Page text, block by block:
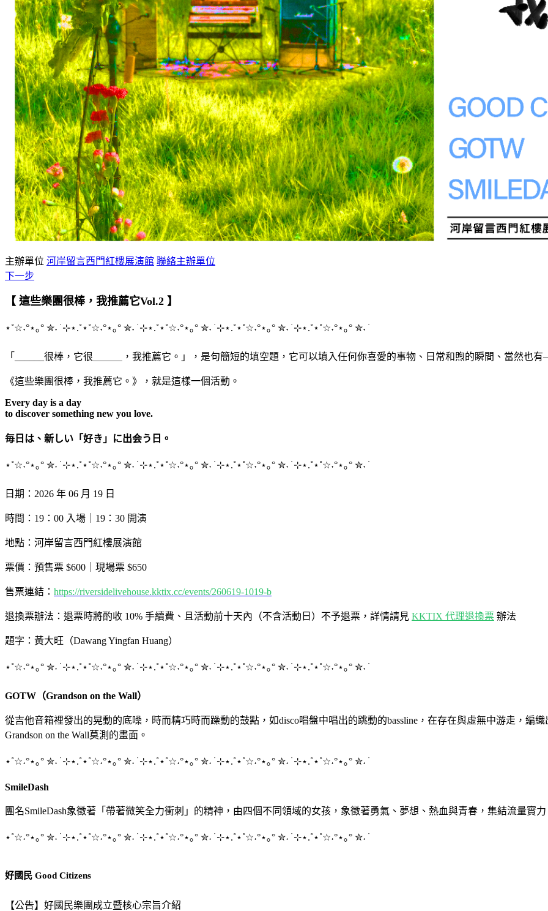
主辦單位 河岸留言西門紅樓展演館 聯絡主辦單位
下一步
【 這些樂團很棒，我推薦它Vol.2 】
⋆˚☆˖°⋆｡° ✮˖ ࣪⊹⋆.˚⋆˚☆˖°⋆｡° ✮˖ ࣪⊹⋆.˚⋆˚☆˖°⋆｡° ✮˖ ࣪⊹⋆.˚⋆˚☆˖°⋆｡° ✮˖ ࣪⊹⋆.˚⋆˚☆˖°⋆｡° ✮˖ ࣪
「______很棒，它很＿＿＿，我推薦它。」，是句簡短的填空題，它可以填入任何你喜愛的事物、日常和煦的瞬間、當然也
《這些樂團很棒，我推薦它。》，就是這樣一個活動。
Every day is a day
to discover something new you love.
毎日は、新しい「好き」に出会う日。
⋆˚☆˖°⋆｡° ✮˖ ࣪⊹⋆.˚⋆˚☆˖°⋆｡° ✮˖ ࣪⊹⋆.˚⋆˚☆˖°⋆｡° ✮˖ ࣪⊹⋆.˚⋆˚☆˖°⋆｡° ✮˖ ࣪⊹⋆.˚⋆˚☆˖°⋆｡° ✮˖ ࣪
日期：2026 年 06 月 19 日
時間：19：00 入場｜19：30 開演
地點：河岸留言西門紅樓展演館
票價：預售票 $600｜現場票 $650
售票連結： https://riversidelivehouse.kktix.cc/events/260619-1019-b
退換票辦法：退票時將酌收 10% 手續費、且活動前十天內（不含活動日）不予退票，詳情請見 KKTIX 代理退換票 辦法
題字：黃大旺（Dawang Yingfan Huang）
⋆˚☆˖°⋆｡° ✮˖ ࣪⊹⋆.˚⋆˚☆˖°⋆｡° ✮˖ ࣪⊹⋆.˚⋆˚☆˖°⋆｡° ✮˖ ࣪⊹⋆.˚⋆˚☆˖°⋆｡° ✮˖ ࣪⊹⋆.˚⋆˚☆˖°⋆｡° ✮˖ ࣪
GOTW（Grandson on the Wall）
從吉他音箱裡發出的晃動的底噪，時而精巧時而躁動的鼓點，如disco唱盤中唱出的跳動的bassline，在存在與虛無中游走，編
Grandson on the Wall莫測的畫面。
⋆˚☆˖°⋆｡° ✮˖ ࣪⊹⋆.˚⋆˚☆˖°⋆｡° ✮˖ ࣪⊹⋆.˚⋆˚☆˖°⋆｡° ✮˖ ࣪⊹⋆.˚⋆˚☆˖°⋆｡° ✮˖ ࣪⊹⋆.˚⋆˚☆˖°⋆｡° ✮˖ ࣪
SmileDash
團名SmileDash象徵著「帶著微笑全力衝刺」的精神，由四個不同領域的女孩，象徵著勇氣、夢想、熱血與青春，集結流量實
⋆˚☆˖°⋆｡° ✮˖ ࣪⊹⋆.˚⋆˚☆˖°⋆｡° ✮˖ ࣪⊹⋆.˚⋆˚☆˖°⋆｡° ✮˖ ࣪⊹⋆.˚⋆˚☆˖°⋆｡° ✮˖ ࣪⊹⋆.˚⋆˚☆˖°⋆｡° ✮˖ ࣪
好國民 Good Citizens
【公告】好國民樂團成立暨核心宗旨介紹